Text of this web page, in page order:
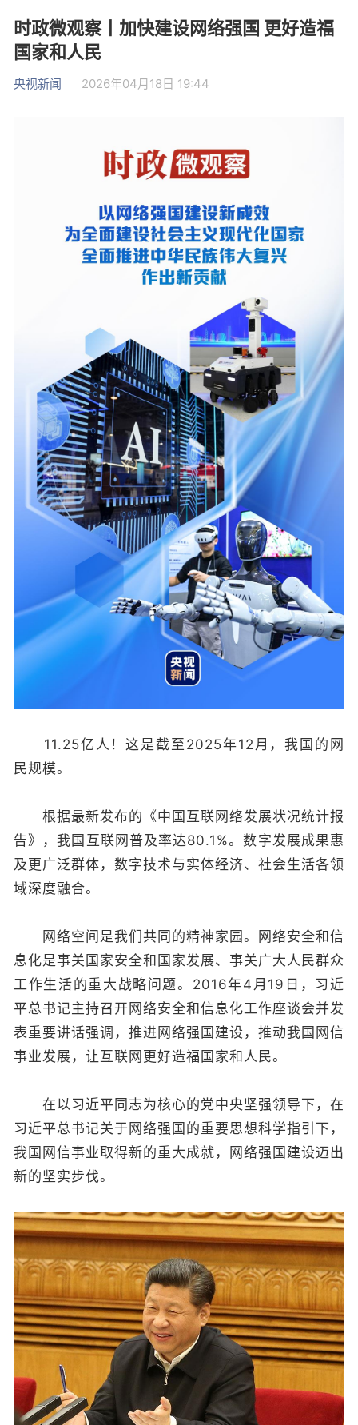
时政微观察丨加快建设网络强国 更好造福
国家和人民
央视新闻 2026年04月18日 19:44
11.25亿人！这是截至2025年12月，我国的网
民规模。
根据最新发布的《中国互联网络发展状况统计报
告》，我国互联网普及率达80.1%。数字发展成果惠
及更广泛群体，数字技术与实体经济、社会生活各领
域深度融合。
网络空间是我们共同的精神家园。网络安全和信
息化是事关国家安全和国家发展、事关广大人民群众
工作生活的重大战略问题。2016年4月19日，习近
平总书记主持召开网络安全和信息化工作座谈会并发
表重要讲话强调，推进网络强国建设，推动我国网信
事业发展，让互联网更好造福国家和人民。
在以习近平同志为核心的党中央坚强领导下，在
习近平总书记关于网络强国的重要思想科学指引下，
我国网信事业取得新的重大成就，网络强国建设迈出
新的坚实步伐。